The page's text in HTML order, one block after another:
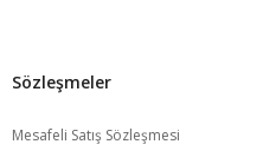
Sözleşmeler
Mesafeli Satış Sözleşmesi